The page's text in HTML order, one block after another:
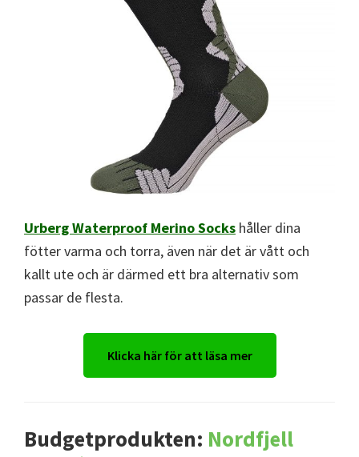
Urberg Waterproof Merino Socks håller dina
fötter varma och torra, även när det är vått och
kallt ute och är därmed ett bra alternativ som
passar de flesta.
Klicka här för att läsa mer
Budgetprodukten: Nordfjell